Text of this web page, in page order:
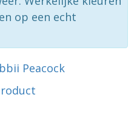
op een echt
Peacock